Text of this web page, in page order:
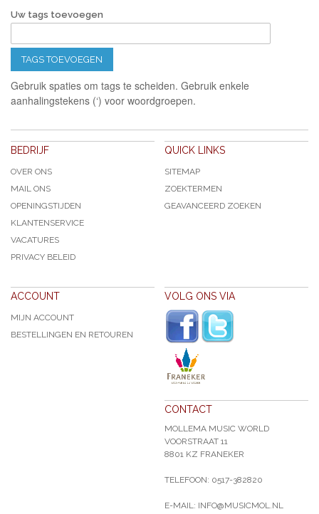
Uw tags toevoegen
TAGS TOEVOEGEN
Gebruik spaties om tags te scheiden. Gebruik enkele
aanhalingstekens (‘) voor woordgroepen.
BEDRIJF
OVER ONS
MAIL ONS
OPENINGSTIJDEN
KLANTENSERVICE
VACATURES
PRIVACY BELEID
QUICK LINKS
SITEMAP
ZOEKTERMEN
GEAVANCEERD ZOEKEN
ACCOUNT
MIJN ACCOUNT
BESTELLINGEN EN RETOUREN
VOLG ONS VIA
CONTACT
MOLLEMA MUSIC WORLD
VOORSTRAAT 11
8801 KZ FRANEKER
TELEFOON: 0517-382820
E-MAIL: INFO@MUSICMOL.NL